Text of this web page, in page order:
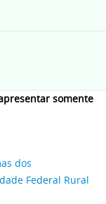
somente
dos
Federal Rural